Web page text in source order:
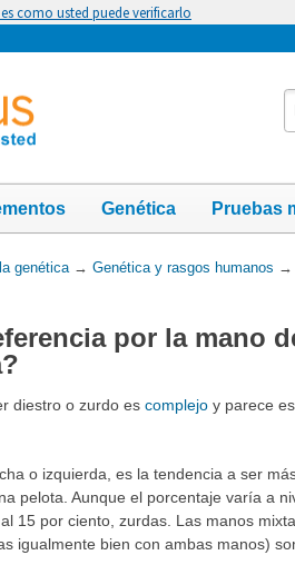
es como usted puede verificarlo
Genética Pruebas
genética→ Genética y rasgos humanos →
por la mano
diestro o zurdo es complejoy parece
o izquierda, es la tendencia a ser
pelota. Aunque el porcentaje varía a
15 por ciento, zurdas. Las manos
igualmente bien con ambas manos)